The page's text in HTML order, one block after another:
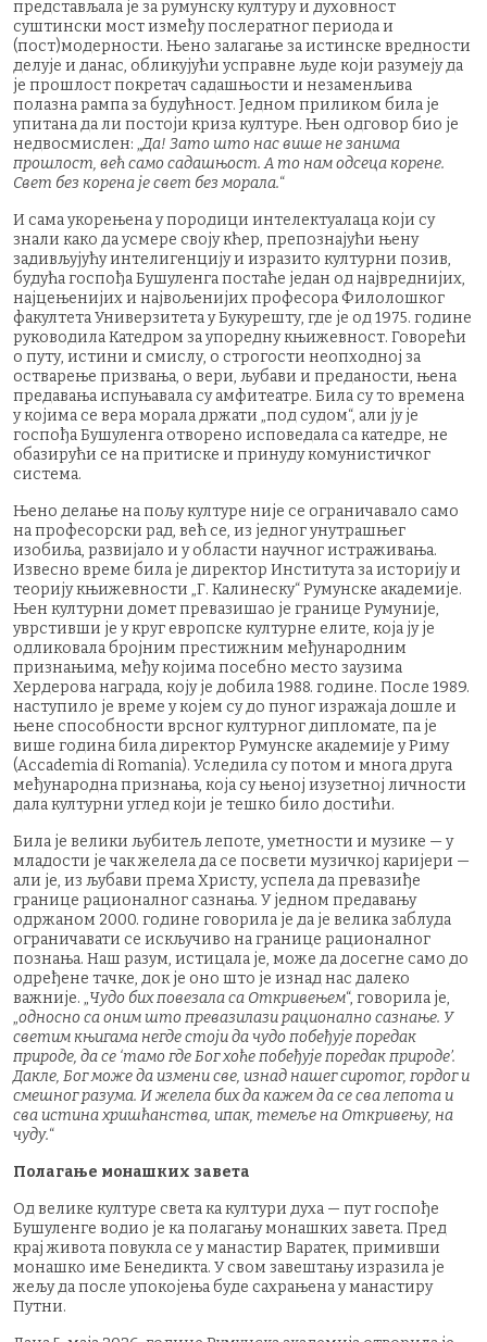
представљала је за румунску културу и духовност
суштински мост између послератног периода и
(пост)модерности. Њено залагање за истинске вредности
делује и данас, обликујући усправне људе који разумеју да
је прошлост покретач садашњости и незаменљива
полазна рампа за будућност. Једном приликом била је
упитана да ли постоји криза културе. Њен одговор био је
недвосмислен: „Да! Зато што нас више не занима
прошлост, већ само садашњост. А то нам одсеца корене.
Свет без корена је свет без морала.“
И сама укорењена у породици интелектуалаца који су
знали како да усмере своју кћер, препознајући њену
задивљујућу интелигенцију и изразито културни позив,
будућа госпођа Бушуленга постаће један од највреднијих,
најцењенијих и највољенијих професора Филолошког
факултета Универзитета у Букурешту, где је од 1975. године
руководила Катедром за упоредну књижевност. Говорећи
о путу, истини и смислу, о строгости неопходној за
остварење призвања, о вери, љубави и преданости, њена
предавања испуњавала су амфитеатре. Била су то времена
у којима се вера морала држати „под судом“, али ју је
госпођа Бушуленга отворено исповедала са катедре, не
обазирући се на притиске и принуду комунистичког
система.
Њено делање на пољу културе није се ограничавало само
на професорски рад, већ се, из једног унутрашњег
изобиља, развијало и у области научног истраживања.
Извесно време била је директор Института за историју и
теорију књижевности „Г. Калинеску“ Румунске академије.
Њен културни домет превазишао је границе Румуније,
уврстивши је у круг европске културне елите, која ју је
одликовала бројним престижним међународним
признањима, међу којима посебно место заузима
Хердерова награда, коју је добила 1988. године. После 1989.
наступило је време у којем су до пуног изражаја дошле и
њене способности врсног културног дипломате, па је
више година била директор Румунске академије у Риму
(Accademia di Romania). Уследила су потом и многа друга
међународна признања, која су њеној изузетној личности
дала културни углед који је тешко било достићи.
Била је велики љубитељ лепоте, уметности и музике — у
младости је чак желела да се посвети музичкој каријери —
али је, из љубави према Христу, успела да превазиђе
границе рационалног сазнања. У једном предавању
одржаном 2000. године говорила је да је велика заблуда
ограничавати се искључиво на границе рационалног
познања. Наш разум, истицала је, може да досегне само до
одређене тачке, док је оно што је изнад нас далеко
важније. „Чудо бих повезала са Откривењем“, говорила је,
„односно са оним што превазилази рационално сазнање. У
светим књигама негде стоји да чудо побеђује поредак
природе, да се ‘тамо где Бог хоће побеђује поредак природе’.
Дакле, Бог може да измени све, изнад нашег сиротог, гордог и
смешног разума. И желела бих да кажем да се сва лепота и
сва истина хришћанства, ипак, темеље на Откривењу, на
чуду.“
Полагање монашких завета
Од велике културе света ка култури духа — пут госпође
Бушуленге водио је ка полагању монашких завета. Пред
крај живота повукла се у манастир Варатек, примивши
монашко име Бенедикта. У свом завештању изразила је
жељу да после упокојења буде сахрањена у манастиру
Путни.